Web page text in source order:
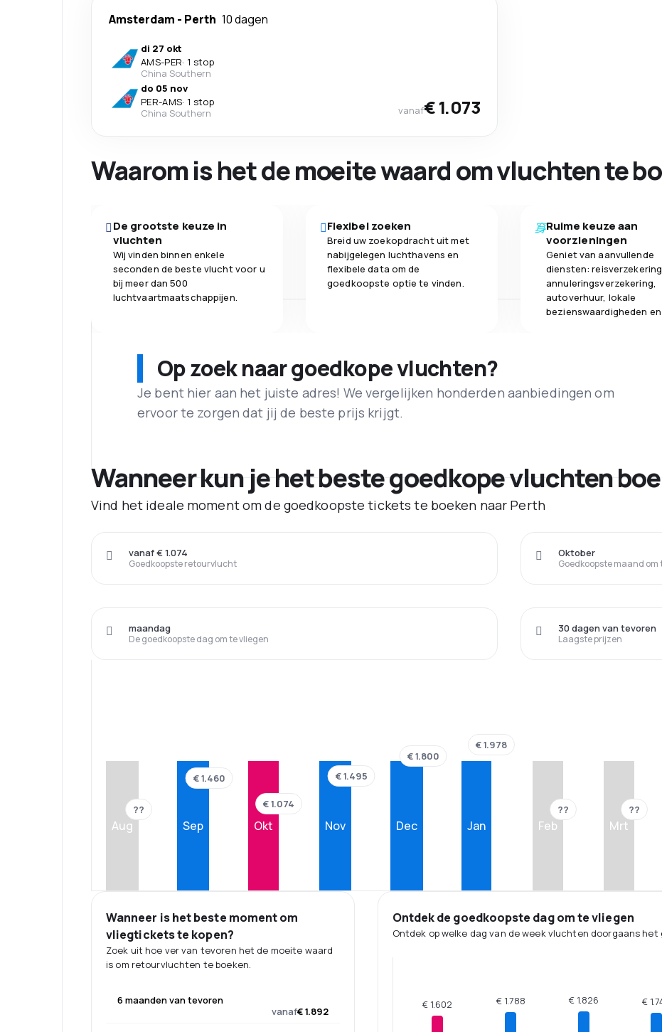
Amsterdam - Perth 10 dagen
di 27 okt
AMS-PER· 1 stop
China Southern
do 05 nov
PER-AMS· 1 stop
China Southern
vanaf€ 1.073
Waarom is het de moeite waard om vluchten te
De grootste keuze in
vluchten
Wij vinden binnen enkele
seconden de beste vlucht voor u
bij meer dan 500
luchtvaartmaatschappijen.
Flexibel zoeken
Breid uw zoekopdracht uit met
nabijgelegen luchthavens en
flexibele data om de
goedkoopste optie te vinden.
Ruime keuze aan
voorzieningen
Geniet van aanvullende
diensten:
annuleringsverzekering,
autoverhuur, lokale
bezienswaardigheden en
Op zoek naar goedkope vluchten?
Je bent hier aan het juiste adres! We vergelijken honderden aanbiedingen om
ervoor te zorgen dat jij de beste prijs krijgt.
Wanneer kun je het beste goedkope vluchten
Vind het ideale moment om de goedkoopste tickets te boeken naar Perth
Goedkoopste retourvlucht
vanaf € 1.074
Goedkoopste maand om
Oktober
De goedkoopste dag om te vliegen
maandag
Laagste prijzen
30 dagen van tevoren
Aug
??
Sep
€ 1.460
Okt
€ 1.074
Nov
€ 1.495
Dec
€ 1.800
Jan
€ 1.978
Feb
??
Mrt
??
Wanneer is het beste moment om
vliegtickets te kopen?
Zoek uit hoe ver van tevoren het de moeite waard
is om retourvluchten te boeken.
6 maanden van tevoren
vanaf€ 1.892
Ontdek de goedkoopste dag om te vliegen
Ontdek op welke dag van de week vluchten doorgaans het
€ 1.602 € 1.788 € 1.826 €